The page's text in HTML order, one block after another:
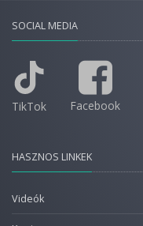
SOCIAL MEDIA
TikTok Facebook
HASZNOS LINKEK
Videók